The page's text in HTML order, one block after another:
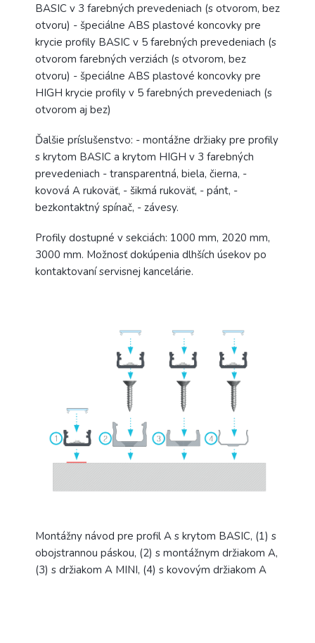
BASIC v 3 farebných prevedeniach (s otvorom, bez
otvoru) - špeciálne ABS plastové koncovky pre
krycie profily BASIC v 5 farebných prevedeniach (s
otvorom farebných verziách (s otvorom, bez
otvoru) - špeciálne ABS plastové koncovky pre
HIGH krycie profily v 5 farebných prevedeniach (s
otvorom aj bez)
Ďalšie príslušenstvo: - montážne držiaky pre profily
s krytom BASIC a krytom HIGH v 3 farebných
prevedeniach - transparentná, biela, čierna, -
kovová A rukoväť, - šikmá rukoväť, - pánt, -
bezkontaktný spínač, - závesy.
Profily dostupné v sekciách: 1000 mm, 2020 mm,
3000 mm. Možnosť dokúpenia dlhších úsekov po
kontaktovaní servisnej kancelárie.
Montážny návod pre profil A s krytom BASIC, (1) s
obojstrannou páskou, (2) s montážnym držiakom A,
(3) s držiakom A MINI, (4) s kovovým držiakom A